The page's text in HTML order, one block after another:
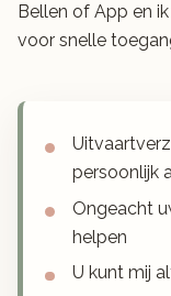
Bellen of App en
voor snelle
persoonlijk
Ongeacht
helpen
U kunt mij